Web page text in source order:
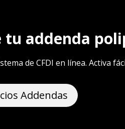
tu addenda
de CFDI en línea. Activa
Addendas